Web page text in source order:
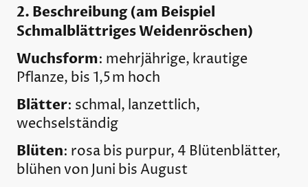
2. Beschreibung (am Beispiel
Schmalblättriges Weidenröschen)
Wuchsform: mehrjährige, krautige
Pflanze, bis 1,5 m hoch
Blätter: schmal, lanzettlich,
wechselständig
Blüten: rosa bis purpur, 4 Blütenblätter,
blühen von Juni bis August